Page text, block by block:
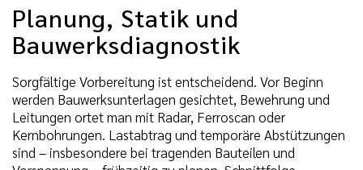
Planung, Statik und
Bauwerksdiagnostik
Sorgfältige Vorbereitung ist entscheidend. Vor Beginn
werden Bauwerksunterlagen gesichtet, Bewehrung und
Leitungen ortet man mit Radar, Ferroscan oder
Kernbohrungen. Lastabtrag und temporäre Abstützungen
sind – insbesondere bei tragenden Bauteilen und